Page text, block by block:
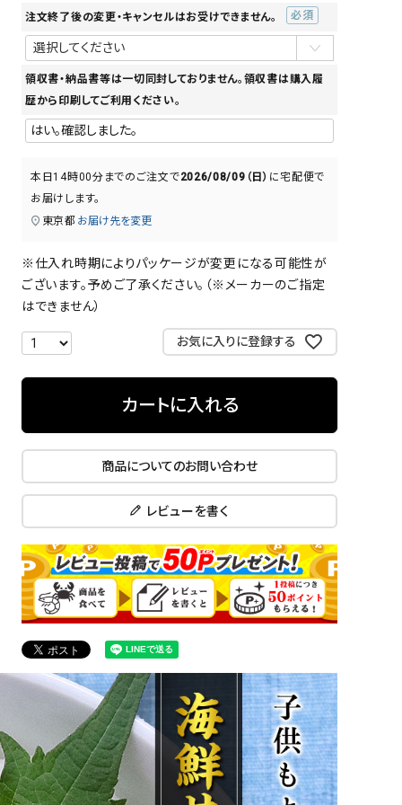
注文終了後の変更・キャンセルはお受けできません。
(必
領収書・納品書等は一切同封しておりません。領収書は購入履
歴から印刷してご利用ください。
本日14時00分 までのご注文で2026/08/09（日） に宅配便で
お届けします。
東京都 お届け先を変更
※仕入れ時期によりパッケージが変更になる可能性が
ございます。予めご了承ください。（※メーカーのご指定
はできません）
お気に入りに登録する
カートに入れる
商品についてのお問い合わせ
レビューを書く